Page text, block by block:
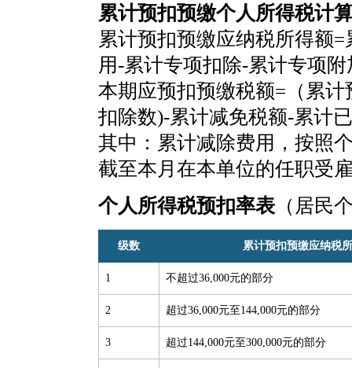
累计预扣预缴个人所得税计
累计预扣预缴应纳税所得额
用-累计专项扣除-累计专项
本期应预扣预缴税额=（累
扣除数)-累计减免税额-累计
其中：累计减除费用，按照
截至本月在本单位的任职受
个人所得税预扣率表 （居民
级数 累计预扣预缴应纳税
1 不超过36,000元的部分
2 超过36,000元至144,000元的部分
3 超过144,000元至300,000元的部分